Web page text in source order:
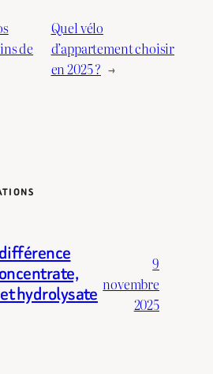
de
Quel vélo
d’appartement choisir
en 2025 ? →
hydrolysate
9
novembre
2025